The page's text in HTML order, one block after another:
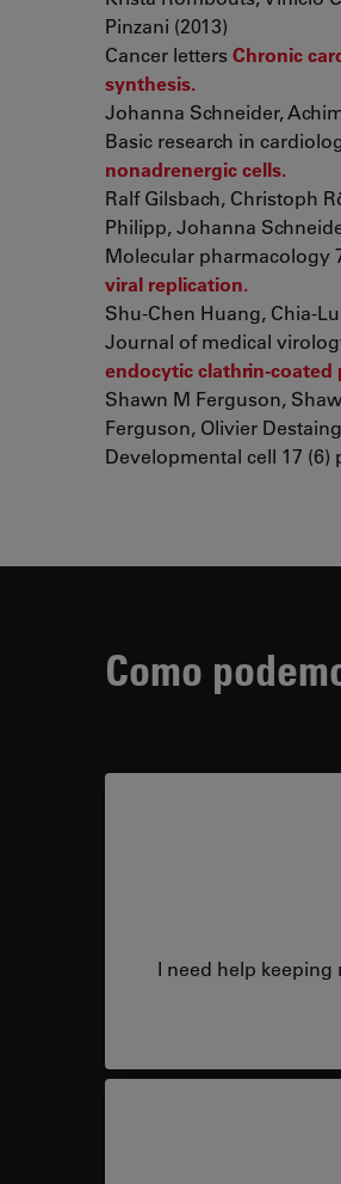
Pinzani (2013)
Cancer lettersChronic
synthesis.
Johanna Schneider,
Basic research in
nonadrenergic cells.
Ralf Gilsbach, Christoph
Philipp, Johanna
Molecular pharmacology
viral replication.
Shu-Chen Huang, Chia-
Journal of medical
endocytic clathrin-coated
Shawn M Ferguson,
Ferguson, Olivier
Developmental cell 17 (6)
Como
I need help